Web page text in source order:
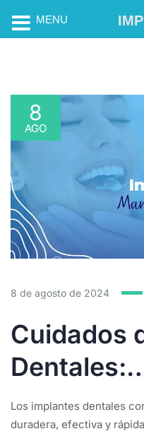
8
AGO
8 de agosto de 2024
Cuidados
Dentales:
Prevención
Los implantes dentales
duradera, efectiva y
MENU